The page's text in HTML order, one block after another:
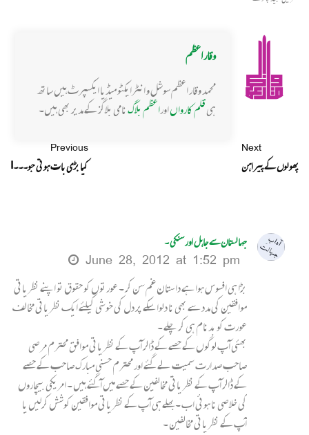
وقار اعظم
محمد وقار اعظم سوشل و انٹرایکٹو میڈیا ایکسپرٹ ہیں ساتھ
ہیقلم کارواںاوراعظم بلاگنامی بلاگز کے مدیر بھی ہیں۔
Previous
کیا بڑی بات ہوتی جو۔۔۔!
Next
پھولوں کے پیراہن
جہالستان سے جاہل اور سنکی ۔
June 28, 2012 at 1:52 pm
بڑا ہی افسوس ہوا ہے داستان غم سن کر ۔ عورتوں کو حقوق تو اپنے نظریاتی
موافقین کی مدد سے بھی نا دلوا سکے پر دل کی خوشی کیلئے ایک نظریاتی مخالف
عورت کو بدنام ہی کر چلے ۔
بھئی آپ لوگوں کے حصے کے ڈالر آپ کے نظریاتی موافق محترم مرصی
صاحب صدارت سمیت لے گئے اور محترم حسنی مبارک صاحب کے حصے
کے ڈالر آپ کے نظریاتی مخالفین کے حصے میں آگئے ہیں ۔ امریکی بیچاروں
کی خلاصی نا ہوئی اب ۔ بھلے ہی آپ کے نظریاتی موافقین کوشش کرلیں یا
آپ کے نظریاتی مخالفین ۔